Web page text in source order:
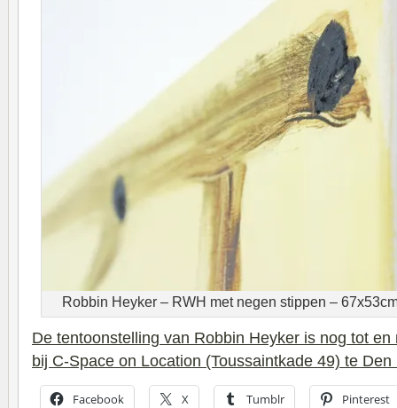
Robbin Heyker – RWH met negen stippen –
De tentoonstelling van Robbin Heyker is nog tot
bij C-Space on Location (Toussaintkade 49) te Den
Facebook X Tumblr Pinterest